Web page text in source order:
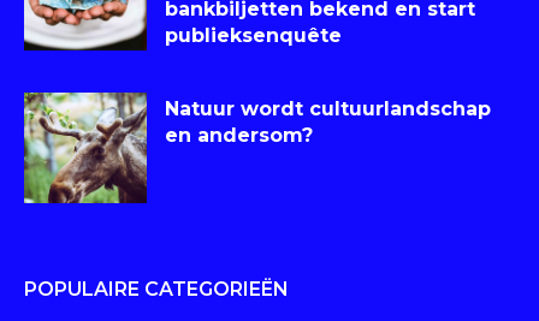
bankbiljetten bekend en start
publieksenquête
Natuur wordt cultuurlandschap
en andersom?
POPULAIRE CATEGORIEËN